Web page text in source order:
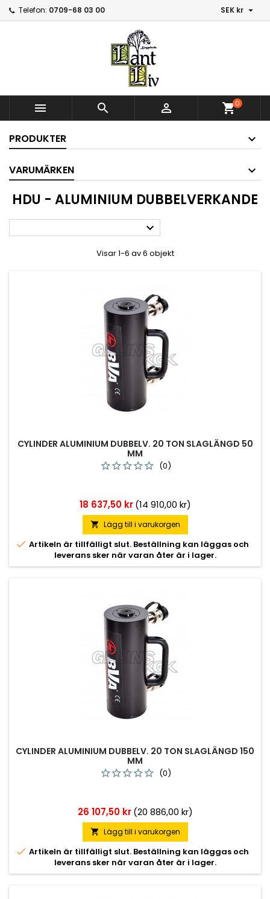
Telefon: 0709-68 03 00 SEK kr 
   shopping_cart0
PRODUKTER
VARUMÄRKEN
HDU - ALUMINIUM DUBBELVERKANDE

Visar 1-6 av 6 objekt
CYLINDER ALUMINIUM DUBBELV. 20 TON SLAGLÄNGD 50
MM
(0)
Pris
18 637,50 kr (14 910,00 kr)
 Lägg till i varukorgen
 Artikeln är tillfälligt slut. Beställning kan läggas och
leverans sker när varan åter är i lager.
CYLINDER ALUMINIUM DUBBELV. 20 TON SLAGLÄNGD 150
MM
(0)
Pris
26 107,50 kr (20 886,00 kr)
 Lägg till i varukorgen
 Artikeln är tillfälligt slut. Beställning kan läggas och
leverans sker när varan åter är i lager.